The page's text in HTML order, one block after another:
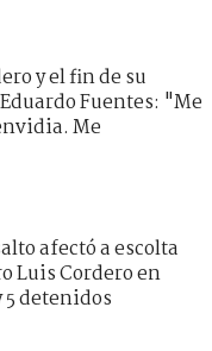
y el fin de su
Fuentes: "Me
Me
afectó a escolta
Luis Cordero en
detenidos